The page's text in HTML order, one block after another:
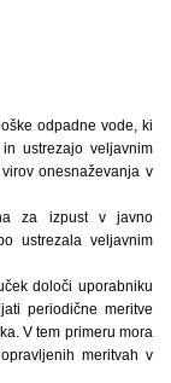
odpadne vode, ki
ustrezajo veljavnim
onesnaževanja v
za izpust v javno
ustrezala veljavnim
določi uporabniku
periodične meritve
V tem primeru mora
meritvah v